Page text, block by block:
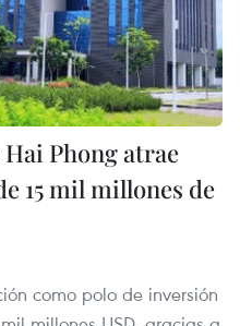
Phong atrae
15 mil millones de
como polo de inversión